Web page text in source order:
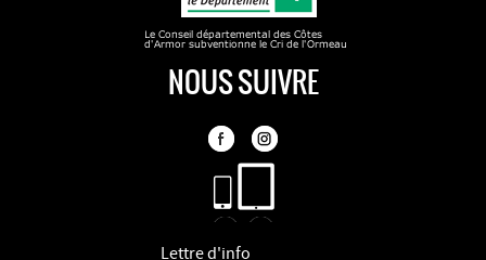
NOUS SUIVRE
Lettre d'info